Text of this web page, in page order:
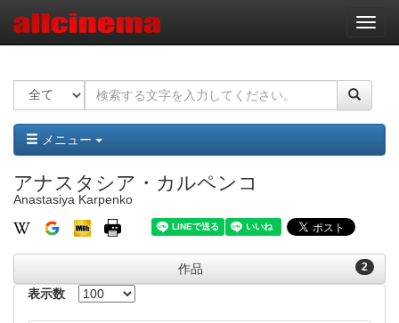
ナ
ビ
ー
ョ
ン
メニュー
アナスタシア・カルペンコ
Anastasiya Karpenko
2
作品
表示数